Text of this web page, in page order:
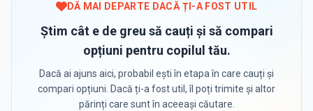
DĂ MAI DEPARTE DACĂ ȚI-A FOST UTIL
Știm cât e de greu să cauți și să compari
opțiuni pentru copilul tău.
Dacă ai ajuns aici, probabil ești în etapa în care cauți și
compari opțiuni. Dacă ți-a fost util, îl poți trimite și altor
părinți care sunt în aceeași căutare.